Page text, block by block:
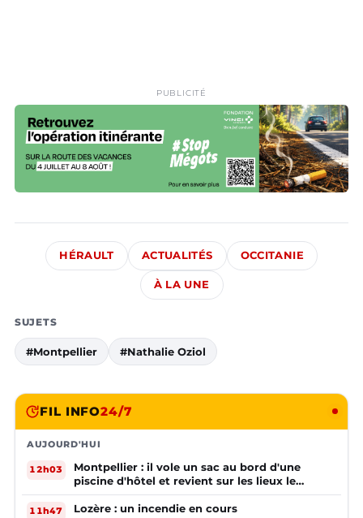
PUBLICITÉ
HÉRAULT ACTUALITÉS OCCITANIE
À LA UNE
SUJETS
#Montpellier #Nathalie Oziol
FIL INFO24/7
AUJOURD'HUI
12h03
Montpellier : il vole un sac au bord d'une
piscine d'hôtel et revient sur les lieux le
lendemain
11h47 Lozère : un incendie en cours